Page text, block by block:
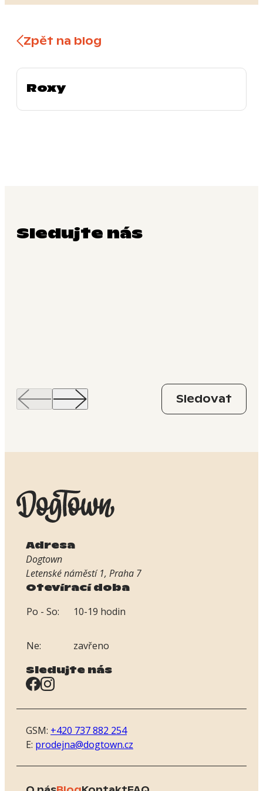
Zpět na blog
Roxy
Sledujte nás
Sledovat
Adresa
Dogtown
Letenské náměstí 1, Praha 7
Otevírací doba
Po - So: 10-19 hodin
Ne: zavřeno
Sledujte nás
GSM: +420 737 882 254
E: prodejna@dogtown.cz